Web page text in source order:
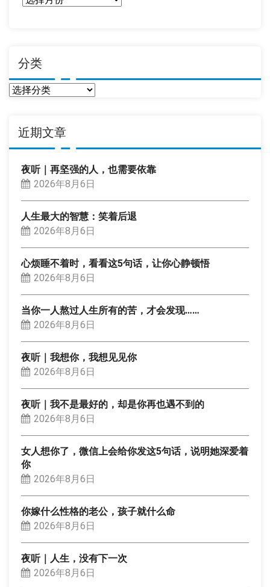
分类
分
近期文章
夜听｜再坚强的人，也需要依靠
2026年8月6日
人生最大的智慧：笑着后退
2026年8月6日
心烦睡不着时，看看这5句话，让你心静顿悟
2026年8月6日
当你一人熬过人生所有的苦，才会发现……
2026年8月6日
夜听｜我想你，我想见见你
2026年8月6日
夜听｜我不是最好的，却是你再也遇不到的
2026年8月6日
女人想你了，微信上会给你发这5句话，说明她深爱着
你
2026年8月6日
你嫁什么性格的老公，孩子就什么命
2026年8月6日
夜听｜人生，没有下一次
2026年8月6日